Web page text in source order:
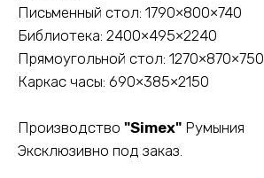
Письменный стол: 1790×800×740
Библиотека: 2400×495×2240
Прямоугольной стол: 1270×870×750
Каркас часы: 690×385×2150
Производство "Simex" Румыния
Эксклюзивно под заказ.